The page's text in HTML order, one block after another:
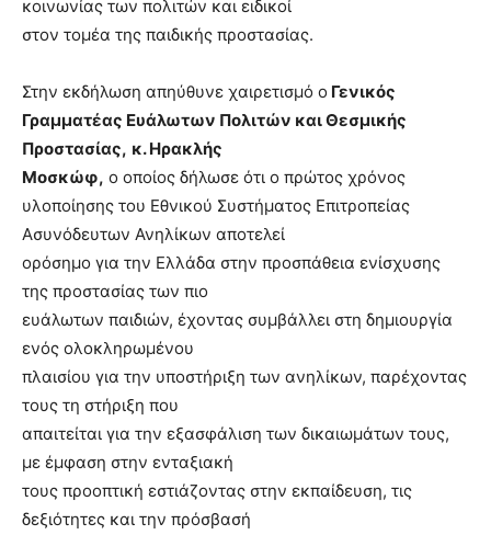
κοινωνίας των πολιτών και ειδικοί
στον τομέα της παιδικής προστασίας.
Στην εκδήλωση απηύθυνε χαιρετισμό ο Γενικός
Γραμματέας Ευάλωτων Πολιτών και Θεσμικής
Προστασίας, κ. Ηρακλής
Μοσκώφ, ο οποίος δήλωσε ότι ο πρώτος χρόνος
υλοποίησης του Εθνικού Συστήματος Επιτροπείας
Ασυνόδευτων Ανηλίκων αποτελεί
ορόσημο για την Ελλάδα στην προσπάθεια ενίσχυσης
της προστασίας των πιο
ευάλωτων παιδιών, έχοντας συμβάλλει στη δημιουργία
ενός ολοκληρωμένου
πλαισίου για την υποστήριξη των ανηλίκων, παρέχοντας
τους τη στήριξη που
απαιτείται για την εξασφάλιση των δικαιωμάτων τους,
με έμφαση στην ενταξιακή
τους προοπτική εστιάζοντας στην εκπαίδευση, τις
δεξιότητες και την πρόσβασή